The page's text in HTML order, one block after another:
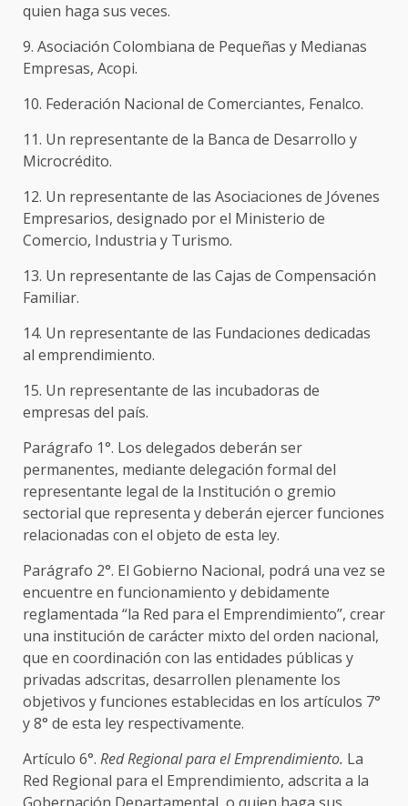
quien haga sus veces.
9. Asociación Colombiana de Pequeñas y Medianas
Empresas, Acopi.
10. Federación Nacional de Comerciantes, Fenalco.
11. Un representante de la Banca de Desarrollo y
Microcrédito.
12. Un representante de las Asociaciones de Jóvenes
Empresarios, designado por el Ministerio de
Comercio, Industria y Turismo.
13. Un representante de las Cajas de Compensación
Familiar.
14. Un representante de las Fundaciones dedicadas
al emprendimiento.
15. Un representante de las incubadoras de
empresas del país.
Parágrafo 1°. Los delegados deberán ser
permanentes, mediante delegación formal del
representante legal de la Institución o gremio
sectorial que representa y deberán ejercer funciones
relacionadas con el objeto de esta ley.
Parágrafo 2°. El Gobierno Nacional, podrá una vez se
encuentre en funcionamiento y debidamente
reglamentada “la Red para el Emprendimiento”, crear
una institución de carácter mixto del orden nacional,
que en coordinación con las entidades públicas y
privadas adscritas, desarrollen plenamente los
objetivos y funciones establecidas en los artículos 7°
y 8° de esta ley respectivamente.
Artículo 6°. Red Regional para el Emprendimiento. La
Red Regional para el Emprendimiento, adscrita a la